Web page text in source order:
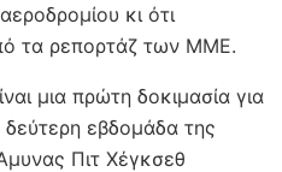
κι ότι
τα ρεπορτάζ των ΜΜΕ.
μια πρώτη δοκιμασία για
εβδομάδα της
Πιτ Χέγκσεθ